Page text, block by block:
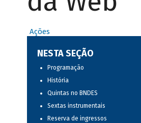
Ações
NESTA SEÇÃO
Programação
História
Quintas no BNDES
Sextas instrumentais
Reserva de ingressos